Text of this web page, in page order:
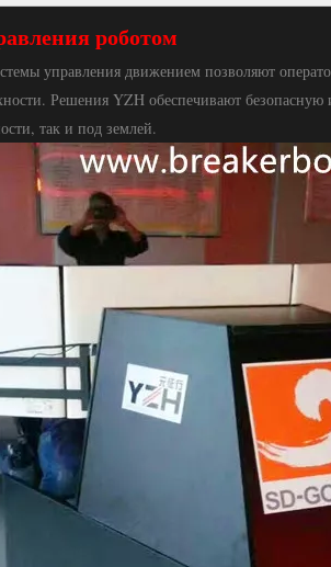
роботом
управления движением позволяют
Решения YZH обеспечивают
так и под землей.